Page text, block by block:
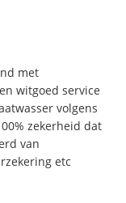
met
witgoed service
volgens
zekerheid dat
van
etc